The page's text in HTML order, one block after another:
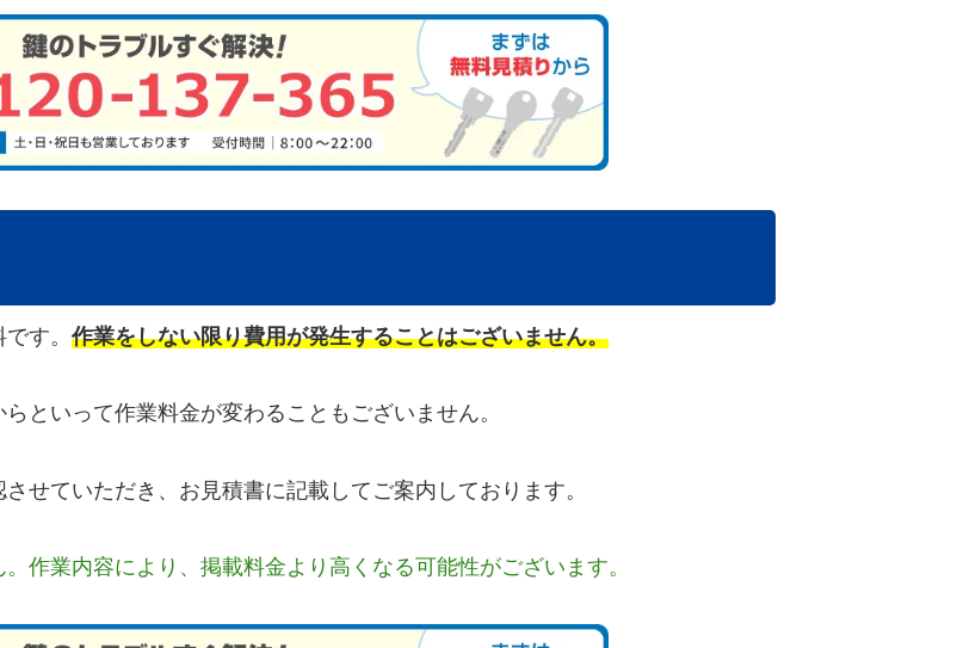
す。 作業をしない限り費用が発生することはございません。
といって作業料金が変わることもございません。
せていただき、お見積書に記載してご案内しております。
作業内容により、掲載料金より高くなる可能性がございます。